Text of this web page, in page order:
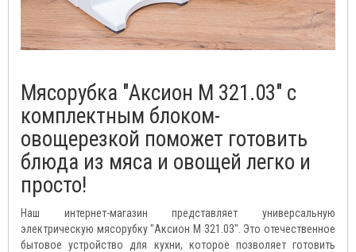
Мясорубка "Аксион М 321.03" с
комплектным блоком-
овощерезкой поможет готовить
блюда из мяса и овощей легко и
просто!
Наш интернет-магазин представляет универсальную
электрическую мясорубку "Аксион М 321.03". Это отечественное
бытовое устройство для кухни, которое позволяет готовить